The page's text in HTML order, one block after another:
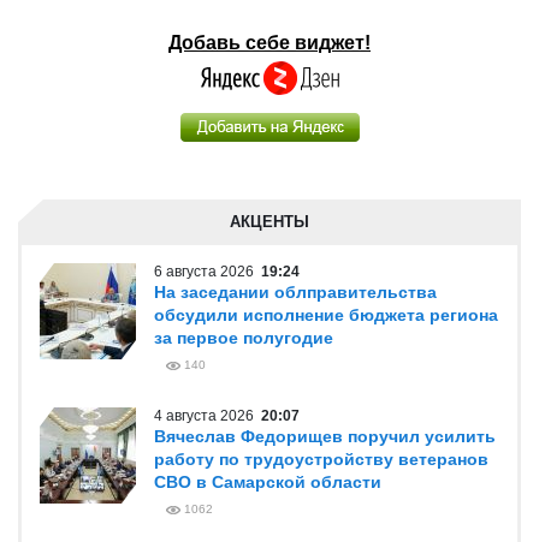
Добавь себе виджет!
АКЦЕНТЫ
6 августа 2026 19:24
На заседании облправительства
обсудили исполнение бюджета региона
за первое полугодие
140
4 августа 2026 20:07
Вячеслав Федорищев поручил усилить
работу по трудоустройству ветеранов
СВО в Самарской области
1062